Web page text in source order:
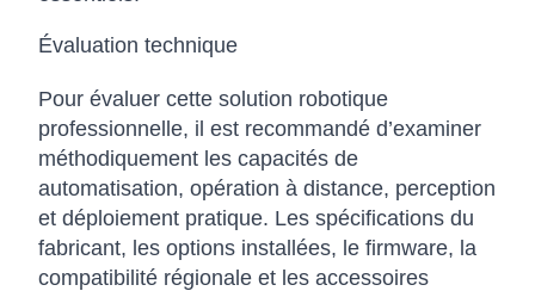
Évaluation technique
Pour évaluer cette solution robotique
professionnelle, il est recommandé d’examiner
méthodiquement les capacités de
automatisation, opération à distance, perception
et déploiement pratique. Les spécifications du
fabricant, les options installées, le firmware, la
compatibilité régionale et les accessoires